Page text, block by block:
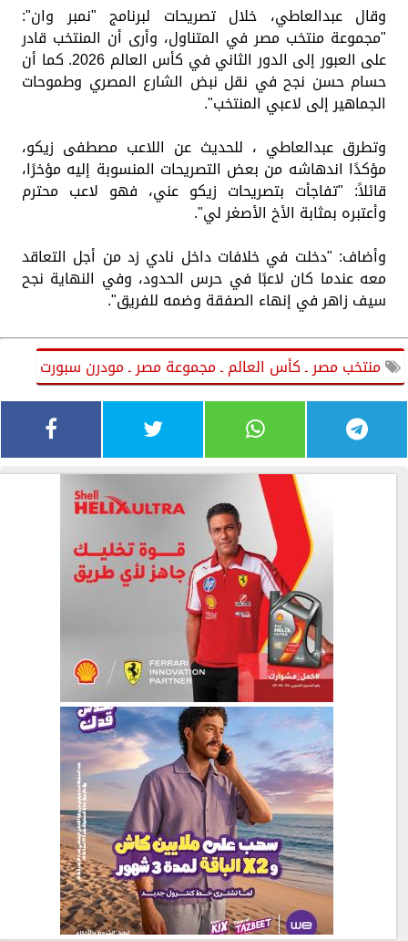
وقال عبدالعاطي، خلال تصريحات لبرنامج "نمبر وان":
"مجموعة منتخب مصر في المتناول، وأرى أن المنتخب قادر
على العبور إلى الدور الثاني في كأس العالم 2026. كما أن
حسام حسن نجح في نقل نبض الشارع المصري وطموحات
الجماهير إلى لاعبي المنتخب".
وتطرق عبدالعاطي ، للحديث عن اللاعب مصطفى زيكو،
مؤكدًا اندهاشه من بعض التصريحات المنسوبة إليه مؤخرًا،
قائلاً: "تفاجأت بتصريحات زيكو عني، فهو لاعب محترم
وأعتبره بمثابة الأخ الأصغر لي".
وأضاف: "دخلت في خلافات داخل نادي زد من أجل التعاقد
معه عندما كان لاعبًا في حرس الحدود، وفي النهاية نجح
سيف زاهر في إنهاء الصفقة وضمه للفريق".
منتخب مصر ـ كأس العالم ـ مجموعة مصر ـ مودرن سبورت